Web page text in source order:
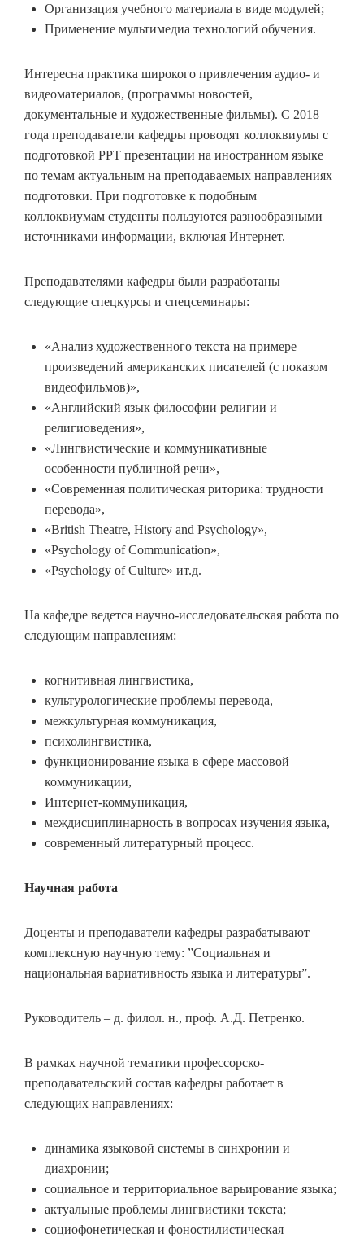
Организация учебного материала в виде модулей;
Применение мультимедиа технологий обучения.
Интересна практика широкого привлечения аудио- и
видеоматериалов, (программы новостей,
документальные и художественные фильмы). С 2018
года преподаватели кафедры проводят коллоквиумы с
подготовкой PPT презентации на иностранном языке
по темам актуальным на преподаваемых направлениях
подготовки. При подготовке к подобным
коллоквиумам студенты пользуются разнообразными
источниками информации, включая Интернет.
Преподавателями кафедры были разработаны
следующие спецкурсы и спецсеминары:
«Анализ художественного текста на примере
произведений американских писателей (с показом
видеофильмов)»,
«Английский язык философии религии и
религиоведения»,
«Лингвистические и коммуникативные
особенности публичной речи»,
«Современная политическая риторика: трудности
перевода»,
«British Theatre, History and Psychology»,
«Psychology of Communication»,
«Psychology of Culture» ит.д.
На кафедре ведется научно-исследовательская работа по
следующим направлениям:
когнитивная лингвистика,
культурологические проблемы перевода,
межкультурная коммуникация,
психолингвистика,
функционирование языка в сфере массовой
коммуникации,
Интернет-коммуникация,
междисциплинарность в вопросах изучения языка,
современный литературный процесс.
Научная работа
Доценты и преподаватели кафедры разрабатывают
комплексную научную тему: ”Социальная и
национальная вариативность языка и литературы”.
Руководитель – д. филол. н., проф. А.Д. Петренко.
В рамках научной тематики профессорско-
преподавательский состав кафедры работает в
следующих направлениях:
динамика языковой системы в синхронии и
диахронии;
социальное и территориальное варьирование языка;
актуальные проблемы лингвистики текста;
социофонетическая и фоностилистическая